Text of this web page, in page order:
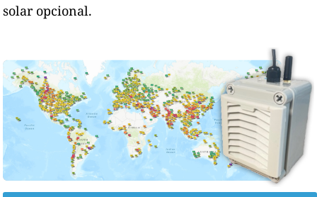
solar opcional.